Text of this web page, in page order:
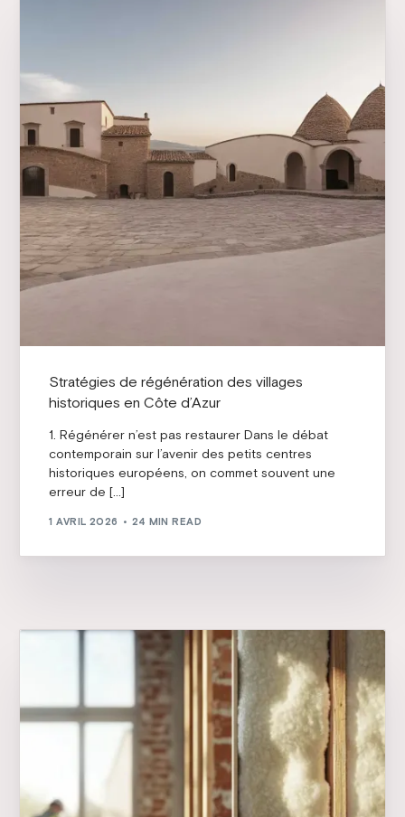
Stratégies de régénération des villages
historiques en Côte d’Azur
1. Régénérer n’est pas restaurer Dans le débat
contemporain sur l’avenir des petits centres
historiques européens, on commet souvent une
erreur de […]
1 AVRIL 2026 24 MIN READ